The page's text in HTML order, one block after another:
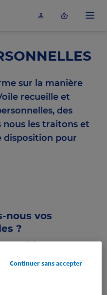
Menu
sur la manière
recueille et
des
nous les traitons et
disposition pour
nous vos
?
sont traitées pour :
le fondement de l’exécution
précontractuelles
Continuer sans accepter